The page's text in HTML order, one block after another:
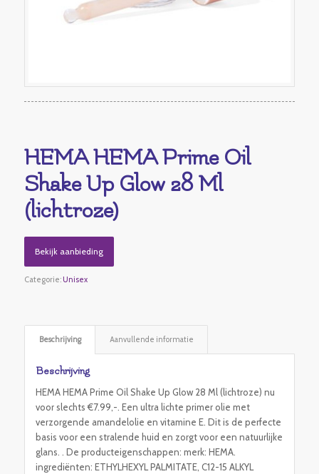
HEMA HEMA Prime Oil
Shake Up Glow 28 Ml
(lichtroze)
Bekijk aanbieding
Categorie: Unisex
Beschrijving Aanvullende informatie
Beschrijving
HEMA HEMA Prime Oil Shake Up Glow 28 Ml (lichtroze) nu
voor slechts €7.99,-. Een ultra lichte primer olie met
verzorgende amandelolie en vitamine E. Dit is de perfecte
basis voor een stralende huid en zorgt voor een natuurlijke
glans. . De producteigenschappen: merk: HEMA.
ingrediënten: ETHYLHEXYL PALMITATE, C12-15 ALKYL